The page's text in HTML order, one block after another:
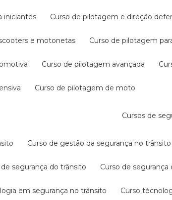
iniciantes curso de pilotagem e direção
e motonetas curso de pilotagem
curso de pilotagem avançada
curso de pilotagem de moto
cursos de
curso de gestão da segurança no trânsito
segurança do trânsito curso de
em segurança no trânsito curso